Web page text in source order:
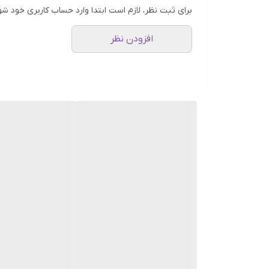
برای ثبت نظر، لازم است ابتدا وارد حساب کاربری خود
افزودن نظر